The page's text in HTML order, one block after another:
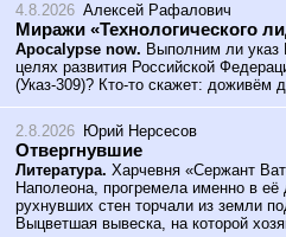
4.8.2026 Алексей Рафалович
Миражи «Технологического
Apocalypse now. Выполним ли
целях развития Российской
(Указ-309)? Кто-то скажет: доживём
2.8.2026 Юрий Нерсесов
Отвергнувшие
Литература. Харчевня «Сержант
Наполеона, прогремела именно в
рухнувших стен торчали из земли
Выцветшая вывеска, на которой